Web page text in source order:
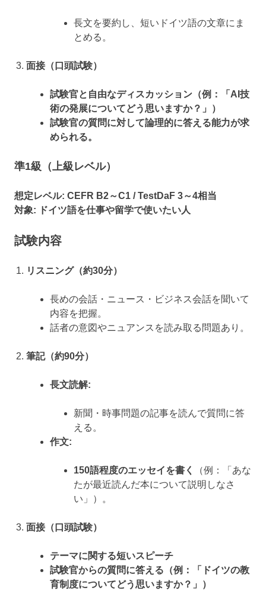
長文を要約し、短いドイツ語の文章にま
とめる。
面接（口頭試験）
試験官と自由なディスカッション（例：「AI技
術の発展についてどう思いますか？」）
試験官の質問に対して論理的に答える能力が求
められる。
準1級（上級レベル）
想定レベル: CEFR B2～C1 / TestDaF 3～4相当
対象:
ドイツ語を仕事や留学で使いたい人
試験内容
リスニング（約30分）
長めの会話・ニュース・ビジネス会話を聞いて
内容を把握。
話者の意図やニュアンスを読み取る問題あり。
筆記（約90分）
長文読解:
新聞・時事問題の記事を読んで質問に答
える。
作文:
150語程度のエッセイを書く
（例：「あな
たが最近読んだ本について説明しなさ
い」）。
面接（口頭試験）
テーマに関する短いスピーチ
試験官からの質問に答える（例：「ドイツの教
育制度についてどう思いますか？」）